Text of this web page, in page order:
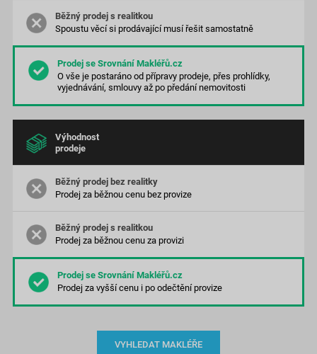
Spoustu věcí si prodávající musí řešit samostatně
O vše je postaráno od přípravy prodeje, přes prohlídky,
vyjednávání, smlouvy až po předání nemovitosti
Výhodnost
prodeje
Prodej za běžnou cenu bez provize
Prodej za běžnou cenu za provizi
Prodej za vyšší cenui po odečtění provize
VYHLEDAT MAKLÉŘE